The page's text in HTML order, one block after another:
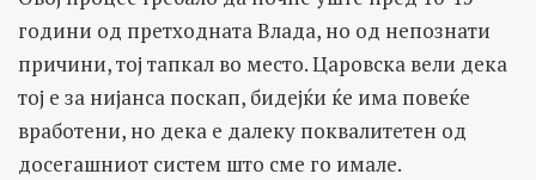
години од претходната Влада, но од непознати
причини, тој тапкал во место. Царовска вели дека
тој е за нијанса поскап, бидејќи ќе има повеќе
вработени, но дека е далеку поквалитетен од
досегашниот систем што сме го имале.